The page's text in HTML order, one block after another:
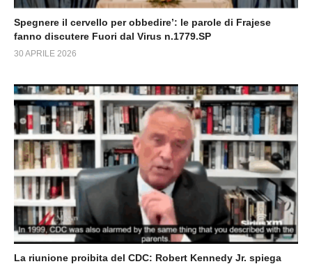
Spegnere il cervello per obbedire’: le parole di Frajese
fanno discutere Fuori dal Virus n.1779.SP
30 APRILE 2026
La riunione proibita del CDC: Robert Kennedy Jr. spiega